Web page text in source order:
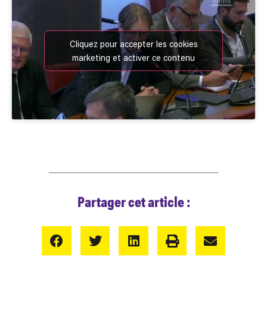
Cliquez pour accepter les cookies
marketing et activer ce contenu
Partager cet article :